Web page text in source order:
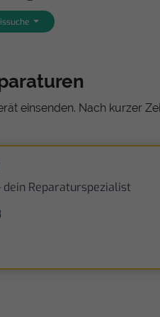
einsenden. Nach kurzer
Reparaturspezialist